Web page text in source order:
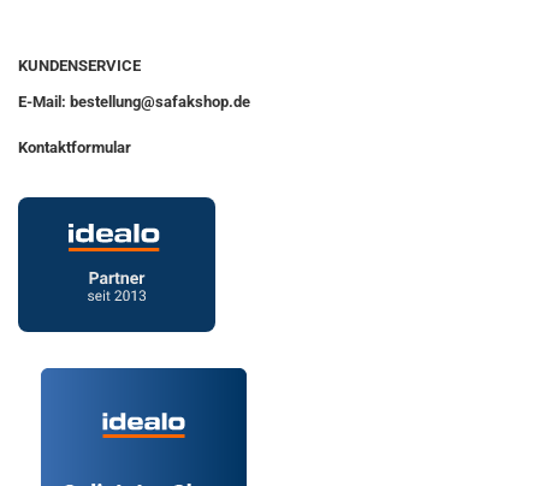
KUNDENSERVICE
E-Mail: bestellung@safakshop.de
Kontaktformular